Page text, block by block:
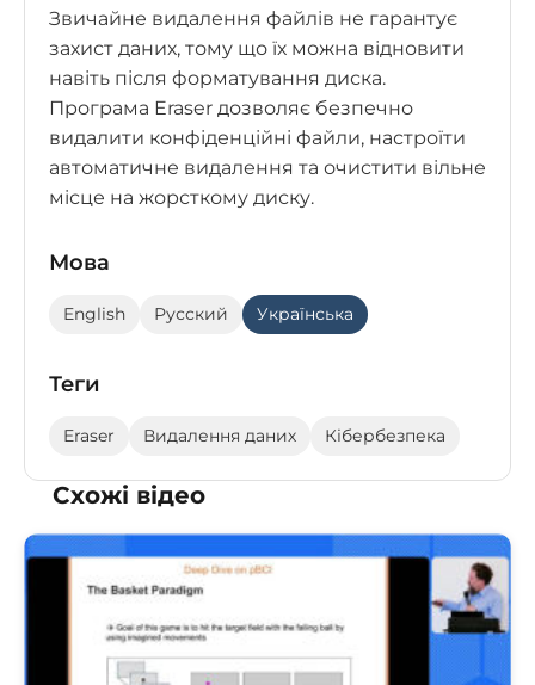
Звичайне видалення файлів не гарантує
захист даних, тому що їх можна відновити
навіть після форматування диска.
Програма Eraser дозволяє безпечно
видалити конфіденційні файли, настроїти
автоматичне видалення та очистити вільне
місце на жорсткому диску.
Мова
English Русский Українська
Теги
Eraser Видалення даних Кібербезпека
Схожі відео